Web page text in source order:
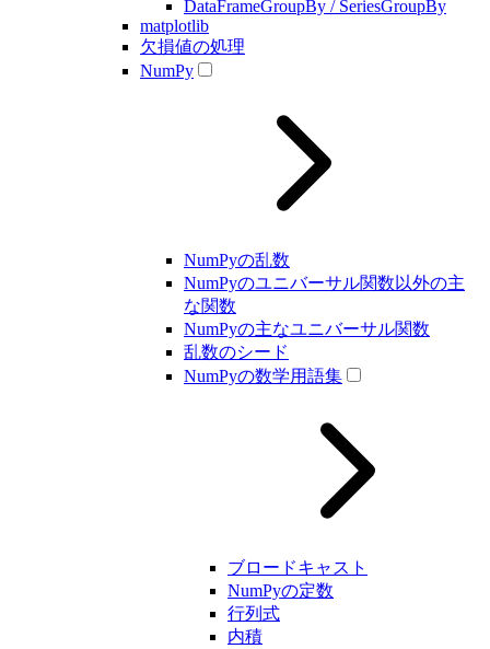
DataFrameGroupBy / SeriesGroupBy
matplotlib
欠損値の処理
NumPy
NumPyの乱数
NumPyのユニバーサル関数以外の主
な関数
NumPyの主なユニバーサル関数
乱数のシード
NumPyの数学用語集
ブロードキャスト
NumPyの定数
行列式
内積